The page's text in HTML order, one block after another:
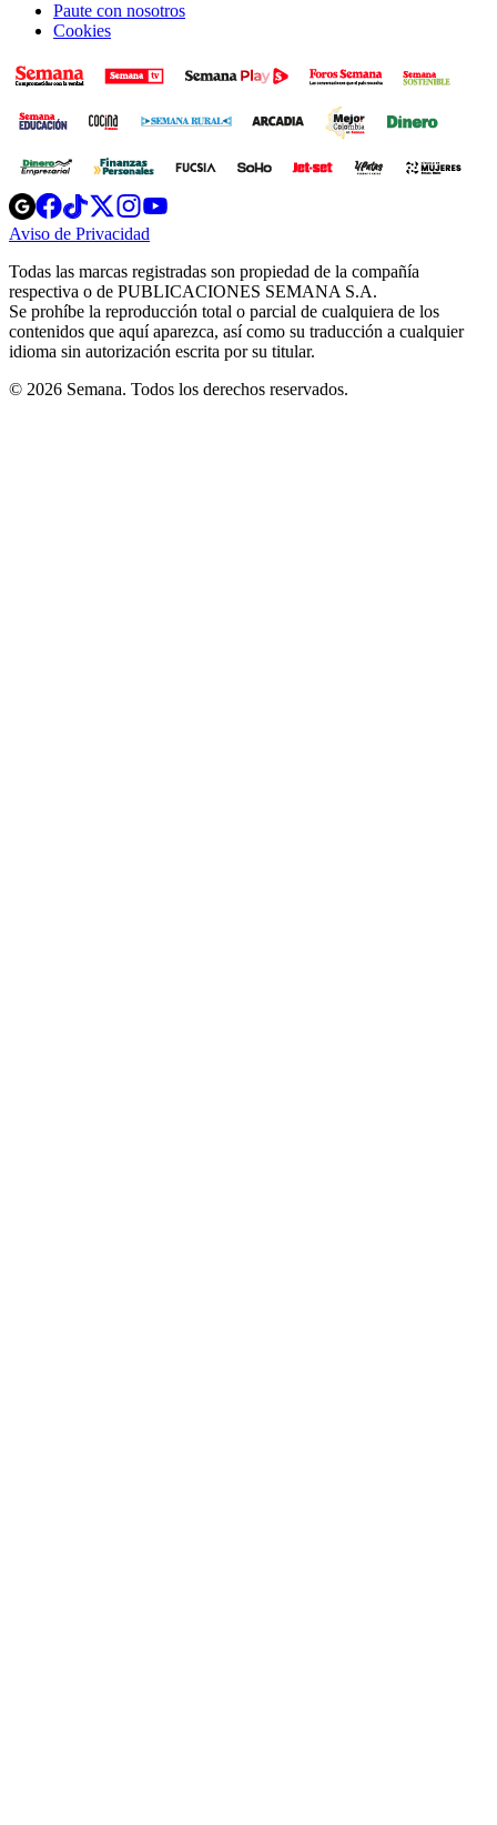
Paute con nosotros
Cookies
Opens
in
new
Opens
in
new
Opens
in
new
window
Opens
new
windowwindow
Aviso de Privacidad
new
window
Todas las marcas registradas son propiedad de la compañía
respectiva o de PUBLICACIONES SEMANA S.A.
Se prohíbe la reproducción total o parcial de cualquiera de los
contenidos que aquí aparezca, así como su traducción a cualquier
idioma sin autorización escrita por su titular.
© 2026 Semana. Todos los derechos reservados.